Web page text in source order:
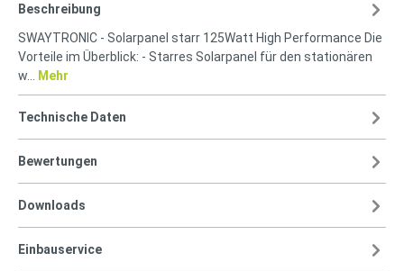
Beschreibung
SWAYTRONIC - Solarpanel starr 125Watt High Performance Die
Vorteile im Überblick: - Starres Solarpanel für den stationären
w…
Mehr
Technische Daten
Bewertungen
Downloads
Einbauservice